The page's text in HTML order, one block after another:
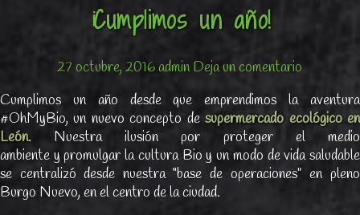
¡Cumplimos un año!
27 octubre, 2016admin Deja un comentario
Cumplimos un año desde que emprendimos la aventura
#OhMyBio, un nuevo concepto desupermercado ecológico en
León. Nuestra ilusión por proteger el medio
ambiente y promulgar la cultura Bio y un modo de vida saludable
se centralizó desde nuestra “base de operaciones” en pleno
Burgo Nuevo, en el centro de la ciudad.